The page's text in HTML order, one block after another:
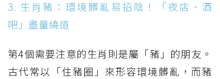
3. 生肖豬：環境髒亂易招陰！「夜店、酒
吧」盡量繞道
第4個需要注意的生肖則是屬「豬」的朋友。
古代常以「住豬圈」來形容環境髒亂，而豬